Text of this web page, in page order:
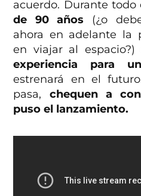
acuerdo. Durante todo
de 90 años (¿o
ahora en adelante la
en viajar al espacio?)
experiencia para
estrenará en el
pasa, chequen a
puso el lanzamiento.